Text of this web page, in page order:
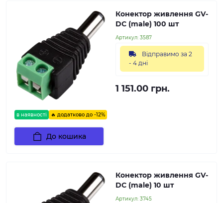
в наявності 🔥 додатково до -12%
Конектор живлення GV-
DC (male) 100 шт
Артикул: 3587
Відправимо за 2
- 4 дні
1 151.00 грн.
До кошика
Конектор живлення GV-
DC (male) 10 шт
Артикул: 3745